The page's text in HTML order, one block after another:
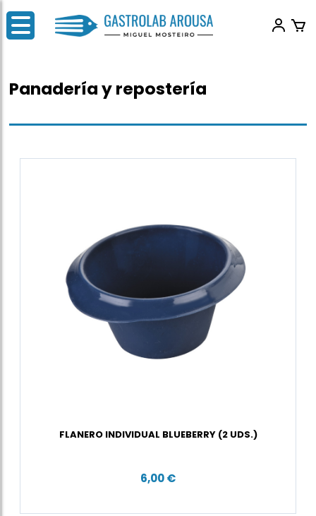
Panadería y repostería
FLANERO INDIVIDUAL BLUEBERRY (2 UDS.)
6,00 €